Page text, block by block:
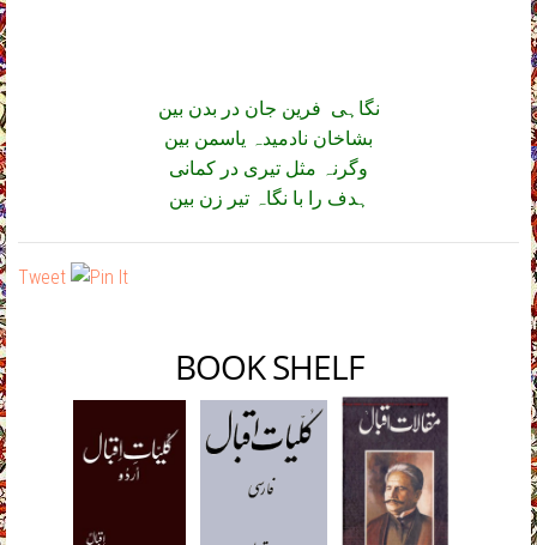
نگاہی فرین جان در بدن بین
بشاخان نادمیدہ یاسمن بین
وگرنہ مثل تیری در کمانی
ہدف را با نگاہ تیر زن بین
Tweet
BOOK SHELF